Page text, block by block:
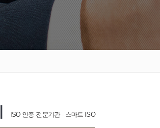
ISO 인증 전문기관 - 스마트 ISO